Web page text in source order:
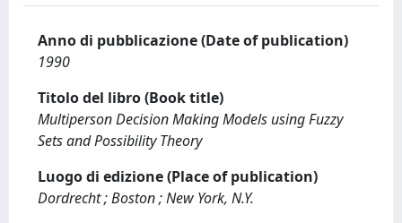
Anno di pubblicazione (Date of publication)
1990
Titolo del libro (Book title)
Multiperson Decision Making Models using Fuzzy
Sets and Possibility Theory
Luogo di edizione (Place of publication)
Dordrecht ; Boston ; New York, N.Y.